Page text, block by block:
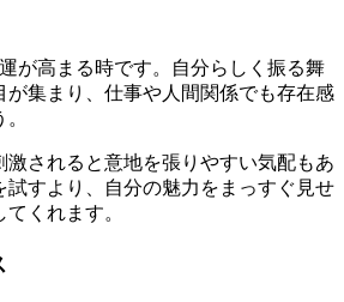
が高まる時です。自分らしく振る舞
が集まり、仕事や人間関係でも存在感
激されると意地を張りやすい気配もあ
試すより、自分の魅力をまっすぐ見せ
くれます。